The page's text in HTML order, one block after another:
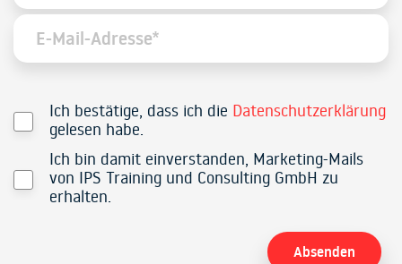
Ich bestätige, dass ich die Datenschutzerklärung
gelesen habe.
Ich bin damit einverstanden, Marketing-Mails
von IPS Training und Consulting GmbH zu
erhalten.